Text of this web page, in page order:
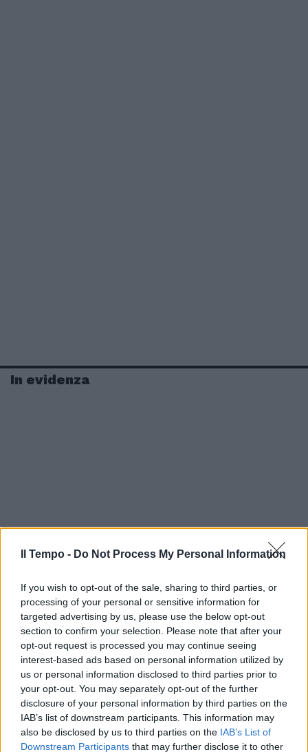
Il Tempo - Do Not Process My Personal Information
If you wish to opt-out of the sale, sharing to third parties, or
processing of your personal or sensitive information for
targeted advertising by us, please use the below opt-out
section to confirm your selection. Please note that after your
opt-out request is processed you may continue seeing
interest-based ads based on personal information utilized by
us or personal information disclosed to third parties prior to
your opt-out. You may separately opt-out of the further
disclosure of your personal information by third parties on the
IAB’s list of downstream participants. This information may
also be disclosed by us to third parties on the IAB’s List of
Downstream Participants that may further disclose it to other
In evidenza